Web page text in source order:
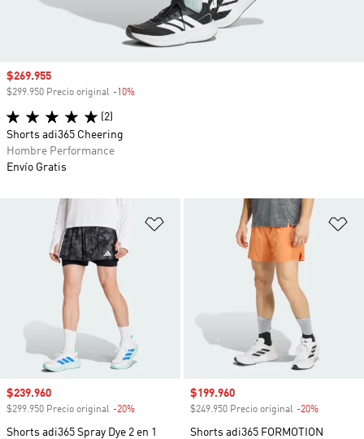
Añadir a la lista de deseos
Precio de venta
$239.960
$299.950 Precio original -20%
Shorts adi365 Spray Dye 2 en 1
Precio de venta
$199.960
$249.950 Precio original -20%
Shorts adi365 FORMOTION
Precio de venta
$269.955
$299.950 Precio original -10%
(2)
Shorts adi365 Cheering
Hombre Performance
Envío Gratis